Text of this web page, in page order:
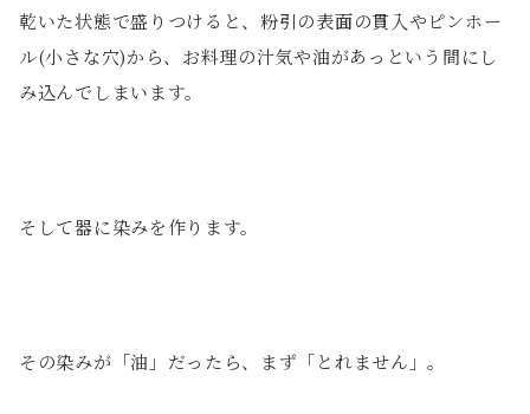
乾いた状態で盛りつけると、粉引の表面の貫入やピンホー
ル(小さな穴)から、お料理の汁気や油があっという間にし
み込んでしまいます。
そして器に染みを作ります。
その染みが「油」だったら、まず「とれません」。